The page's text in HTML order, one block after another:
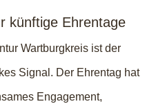
künftige Ehrentage
Wartburgkreis ist der
Signal. Der Ehrentag hat
Engagement,